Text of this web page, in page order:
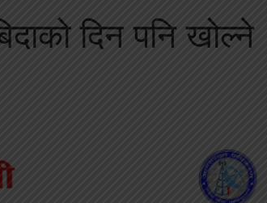
दिन पनि खोल्ने